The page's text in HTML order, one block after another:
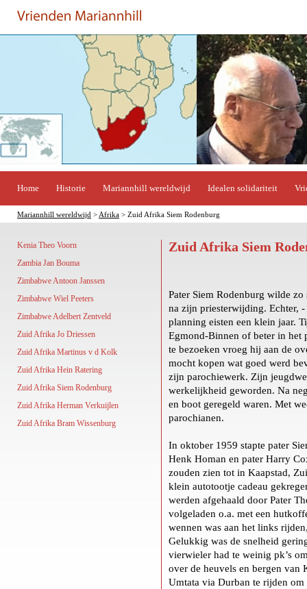
Home Historie Mariannhill wereldwijd Idealen solidariteit
Mariannhill wereldwijd > Afrika > Zuid Afrika Siem Rodenburg
Kenia Theo Voorn
Zambia Jan Bouma
Zimbabwe Antoon Janssen
Zimbabwe Wiel Peeters
Zimbabwe Adelbert Zentveld
Zuid Afrika Jo Driessen
Zuid Afrika Martinus v d Kolk
Zuid Afrika Hein Ratering
Zuid Afrika Siem Rodenburg
Zuid Afrika Herman Verkuijlen
Zuid Afrika Bram Wissenburg
Zuid Afrika Siem
Pater Siem Rodenburg wilde
na zijn priesterwijding. Echter,
planning eisten een klein jaar.
Egmond-Binnen of beter in het
te bezoeken vroeg hij aan de
mocht kopen wat goed werd
zijn parochiewerk. Zijn
werkelijkheid geworden. Na
en boot geregeld waren. Met
parochianen.
In oktober 1959 stapte pater
Henk Homan en pater Harry
zouden zien tot in Kaapstad,
klein autotootje cadeau
werden afgehaald door Pater
volgeladen o.a. met een
wennen was aan het links
Gelukkig was de snelheid
vierwieler had te weinig pk’s
over de heuvels en bergen van
Umtata via Durban te rijden